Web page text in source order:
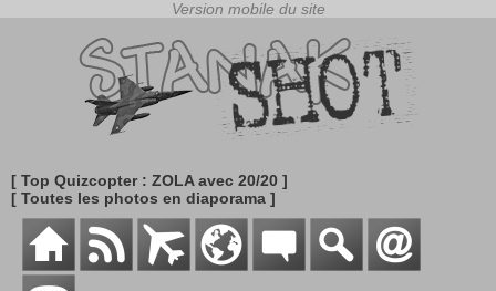
[ Top Quizcopter : ZOLA avec 20/20 ]
[ Toutes les photos en diaporama ]